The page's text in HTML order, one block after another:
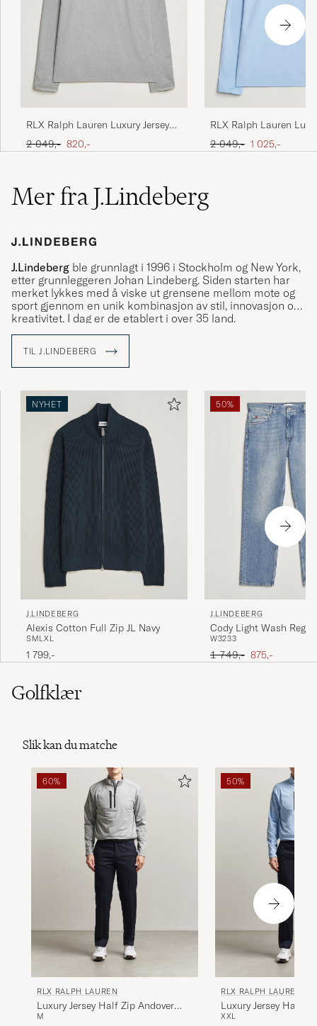
RLX Ralph Lauren Luxury Jersey
Half Zip Andover Heather
Ordinær pris
2 049,- Nedsatt pris
820,-
RLX Ralph Lauren
Half Zip Office Blue
Ordinær pris
2 049,- Nedsatt pris
1 025,-
Mer fra J.Lindeberg
J.Lindeberg ble grunnlagt i 1996 i Stockholm og New York,
etter grunnleggeren Johan Lindeberg. Siden starten har
merket lykkes med å viske ut grensene mellom mote og
sport gjennom en unik kombinasjon av stil, innovasjon og
kreativitet. I dag er de etablert i over 35 land.
og ideer sammen ved å skape plagg som står for kvalitet,
bærekraft og stil. Utforsk sortimentet vårt hos Care of
TIL J.LINDEBERG
NYHET
J.LINDEBERG
Alexis Cotton Full Zip JL Navy
SMLXL
1 799,-
50%
J.LINDEBERG
Cody Light Wash
Light Blue
W3233
Ordinær pris
1 749,- Nedsatt pris
875,-
Golfklær
Slik kan du matche
60%
RLX RALPH LAUREN
Luxury Jersey Half Zip Andover
Heather
M
50%
RLX RALPH LAUREN
Luxury Jersey Half
XXL